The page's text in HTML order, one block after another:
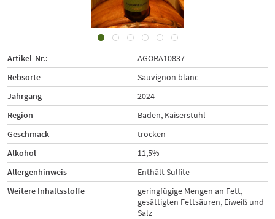
Artikel-Nr.:
AGORA10837
Rebsorte
Sauvignon blanc
Jahrgang
2024
Region
Baden, Kaiserstuhl
Geschmack
trocken
Alkohol
11,5%
Allergenhinweis
Enthält Sulfite
Weitere Inhaltsstoffe
geringfügige Mengen an Fett,
gesättigten Fettsäuren, Eiweiß und
Salz